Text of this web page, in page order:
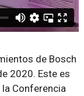
de Bosch
2020. Este es
Conferencia